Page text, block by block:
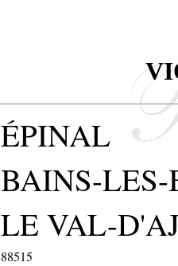
ÉPINAL
BAINS-
LE VAL-
88515